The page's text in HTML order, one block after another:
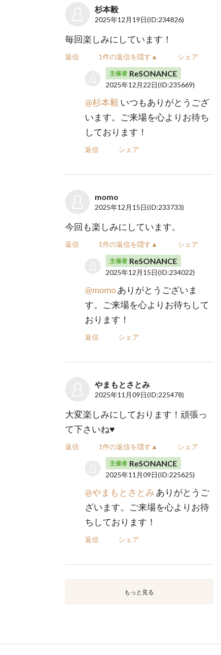
杉本毅
2025年12月19日(ID:234826)
毎回楽しみにしています！
返信 1件の返信を隠す▲ シェア
主催者 ReSONANCE
2025年12月22日(ID:235669)
@杉本毅いつもありがとうござ
います。ご来場を心よりお待ち
しております！
返信 シェア
momo
2025年12月15日(ID:233733)
今回も楽しみにしています。
返信 1件の返信を隠す▲ シェア
主催者 ReSONANCE
2025年12月15日(ID:234022)
@momoありがとうございま
す。ご来場を心よりお待ちして
おります！
返信 シェア
やまもとさとみ
2025年11月09日(ID:225478)
大変楽しみにしております！頑張っ
て下さいね♥
返信 1件の返信を隠す▲ シェア
主催者 ReSONANCE
2025年11月09日(ID:225625)
@やまもとさとみ ありがとうご
ざいます。ご来場を心よりお待
ちしております！
返信 シェア
もっと見る